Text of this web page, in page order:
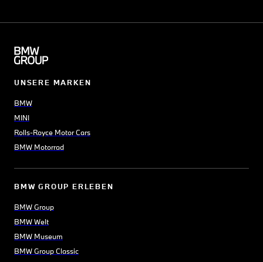
UNSERE MARKEN
BMW
MINI
Rolls-Royce Motor Cars
BMW Motorrad
BMW GROUP ERLEBEN
BMW Group
BMW Welt
BMW Museum
BMW Group Classic